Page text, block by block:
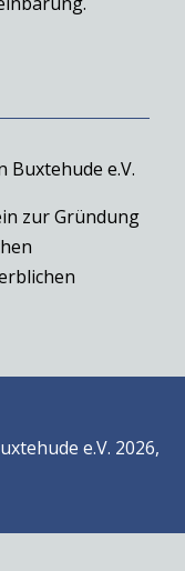
Buxtehude e.V.
zur Gründung
e.V. 2026,